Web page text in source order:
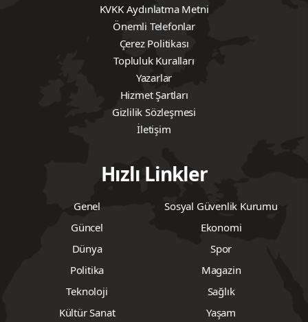
KVKK Aydınlatma Metni
Önemli Telefonlar
Çerez Politikası
Topluluk Kuralları
Yazarlar
Hizmet Şartları
Gizlilik Sözleşmesi
İletişim
Hızlı Linkler
Genel
Sosyal Güvenlik Kurumu
Güncel
Ekonomi
Dünya
Spor
Politika
Magazin
Teknoloji
Sağlık
Kültür Sanat
Yaşam